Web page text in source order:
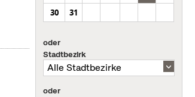
30
31
oder
Stadtbezirk
oder